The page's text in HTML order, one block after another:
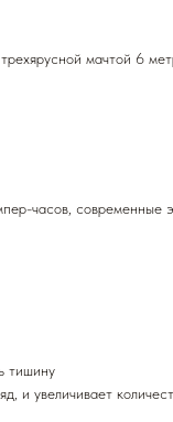
мачтой 6
часов,
тишину
и увеличивает